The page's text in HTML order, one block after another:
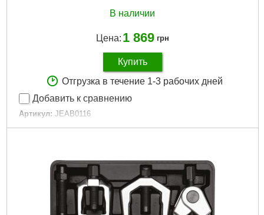
В наличии
Цена: 1 869 грн
Купить
Отгрузка в течение 1-3 рабочих дней
Добавить к сравнению
Артикул: JEAB0116
Код товара: 10.34.47
160 мм
черный
универсальный
Габариты упаковки:
182x126x65 мм
1,278 г